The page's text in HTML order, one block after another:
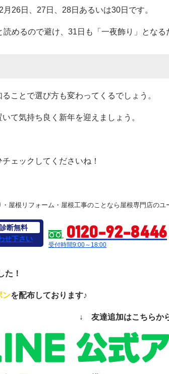
26日、27日、28日あるいは30日です。
読めるので避け、31日も「一夜飾り」とな
ことで選び方も変わってくるでしょう。
て気持ち良く新年を迎えましょう。
ェックしてくださいね！
屋根リフォーム・屋根工事のことなら屋根専門店の
診断無料
せ下さい
0120-92-8446
受付時間9:00～18:00
た！
ンを配布しております♪
↓ 友達追加はこちら